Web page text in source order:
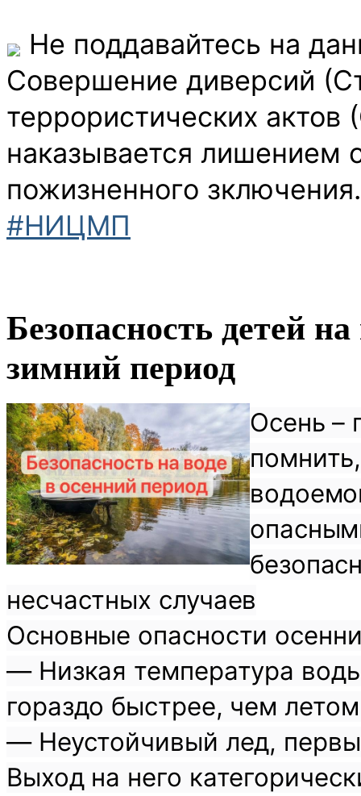
Не поддавайтесь на
Совершение диверсий
террористических
наказывается лишением
пожизненного
#НИЦМП
Безопасность детей
зимний период
Осень –
несчастных случаев
Основные опасности
— Низкая температура
гораздо быстрее, чем
— Неустойчивый лед,
Выход на него